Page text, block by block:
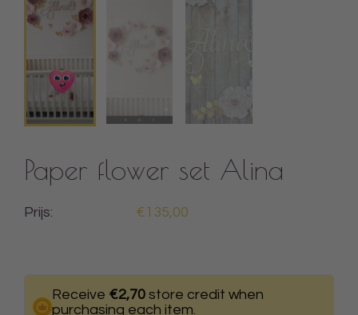
Paper flower set Alina
Prijs: €135,00
Receive €2,70 store credit when
purchasing each item.